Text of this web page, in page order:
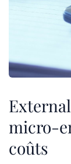
micro-
coûts